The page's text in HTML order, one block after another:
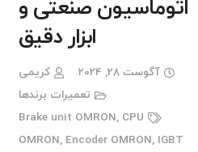
اتوماسیون صنعتی و
ابزار دقیق
آگوست 28, 2024
کریمی
تعمیرات برندها
Brake unit OMRON, CPU
OMRON, Encoder OMRON, IGBT